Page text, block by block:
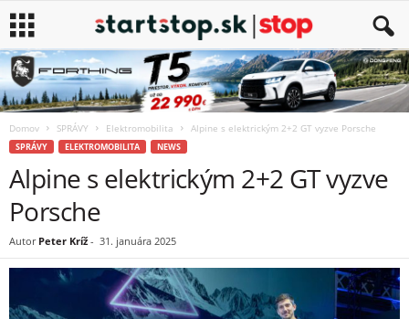
Domov SPRÁVY Elektromobilita Alpine s elektrickým 2+2 GT vyzve Porsche
SPRÁVY ELEKTROMOBILITA NEWS
Alpine s elektrickým 2+2 GT vyzve
Porsche
Autor Peter Kríž - 31. januára 2025